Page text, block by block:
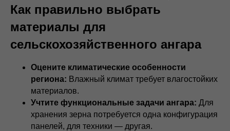
Как правильно выбрать
материалы для
сельскохозяйственного ангара
Оцените климатические особенности
региона: Влажный климат требует влагостойких
материалов.
Учтите функциональные задачи ангара: Для
хранения зерна потребуется одна конфигурация
панелей, для техники — другая.